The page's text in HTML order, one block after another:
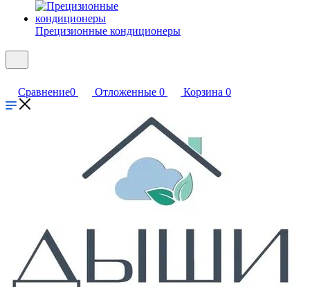
Прецизионные кондиционеры
Сравнение0 Отложенные 0 Корзина 0